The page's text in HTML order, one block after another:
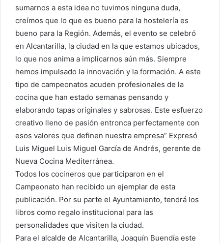
sumarnos a esta idea no tuvimos ninguna duda,
creímos que lo que es bueno para la hostelería es
bueno para la Región. Además, el evento se celebró
en Alcantarilla, la ciudad en la que estamos ubicados,
lo que nos anima a implicarnos aún más. Siempre
hemos impulsado la innovación y la formación. A este
tipo de campeonatos acuden profesionales de la
cocina que han estado semanas pensando y
elaborando tapas originales y sabrosas. Este esfuerzo
creativo lleno de pasión entronca perfectamente con
esos valores que definen nuestra empresa” Expresó
Luis Miguel Luis Miguel García de Andrés, gerente de
Nueva Cocina Mediterránea.
Todos los cocineros que participaron en el
Campeonato han recibido un ejemplar de esta
publicación. Por su parte el Ayuntamiento, tendrá los
libros como regalo institucional para las
personalidades que visiten la ciudad.
Para el alcalde de Alcantarilla, Joaquín Buendía este